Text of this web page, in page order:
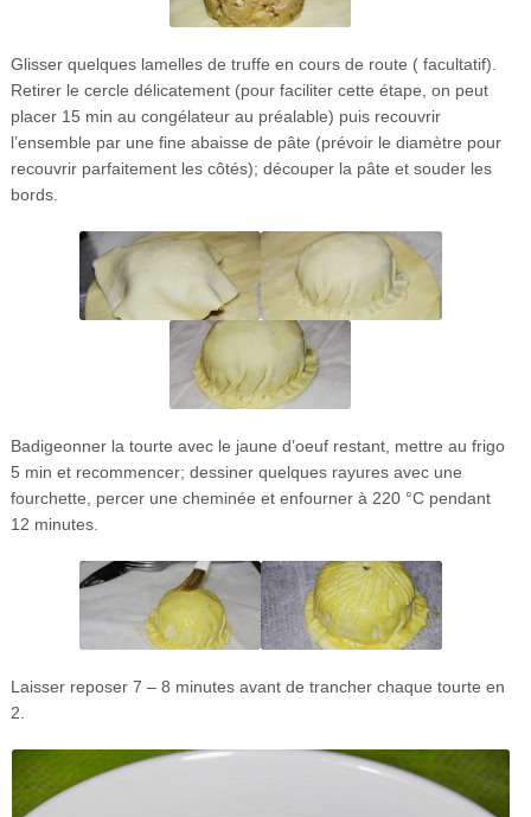
Glisser quelques lamelles de truffe en cours de route ( facultatif).
Retirer le cercle délicatement (pour faciliter cette étape, on peut
placer 15 min au congélateur au préalable) puis recouvrir
l’ensemble par une fine abaisse de pâte (prévoir le diamètre pour
recouvrir parfaitement les côtés); découper la pâte et souder les
bords.
Badigeonner la tourte avec le jaune d’oeuf restant, mettre au frigo
5 min et recommencer; dessiner quelques rayures avec une
fourchette, percer une cheminée et enfourner à 220 °C pendant
12 minutes.
Laisser reposer 7 – 8 minutes avant de trancher chaque tourte en
2.